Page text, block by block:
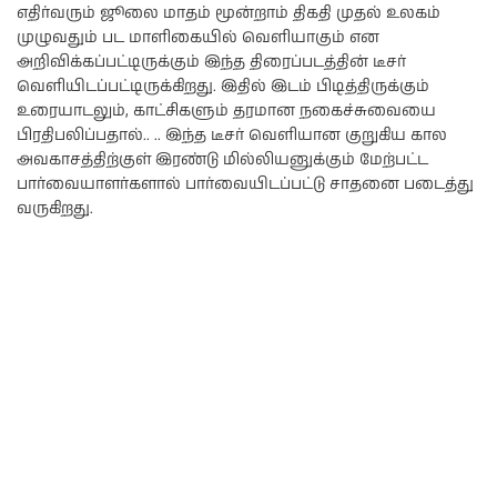
எதிர்வரும் ஜூலை மாதம் மூன்றாம் திகதி முதல் உலகம்
முழுவதும் பட மாளிகையில் வெளியாகும் என
அறிவிக்கப்பட்டிருக்கும் இந்த திரைப்படத்தின் டீசர்
வெளியிடப்பட்டிருக்கிறது. இதில் இடம் பிடித்திருக்கும்
உரையாடலும், காட்சிகளும் தரமான நகைச்சுவையை
பிரதிபலிப்பதால்.. .. இந்த டீசர் வெளியான குறுகிய கால
அவகாசத்திற்குள் இரண்டு மில்லியனுக்கும் மேற்பட்ட
பார்வையாளர்களால் பார்வையிடப்பட்டு சாதனை படைத்து
வருகிறது.